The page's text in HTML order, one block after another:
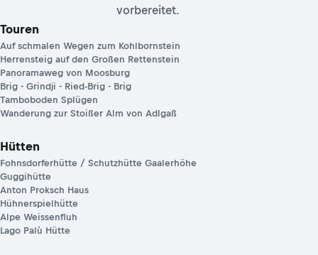
vorbereitet.
Touren
Auf schmalen Wegen zum Kohlbornstein
Herrensteig auf den Großen Rettenstein
Panoramaweg von Moosburg
Brig - Grindji - Ried-Brig - Brig
Tamboboden Splügen
Wanderung zur Stoißer Alm von Adlgaß
Hütten
Fohnsdorferhütte / Schutzhütte Gaalerhöhe
Guggihütte
Anton Proksch Haus
Hühnerspielhütte
Alpe Weissenfluh
Lago Palù Hütte